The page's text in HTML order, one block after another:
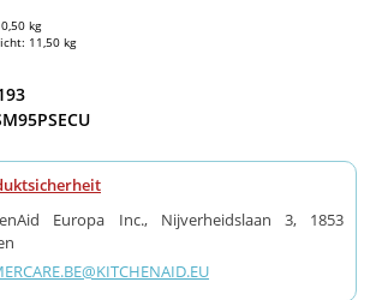
kg
11,50 kg
Europa Inc., Nijverheidslaan 3, 1853